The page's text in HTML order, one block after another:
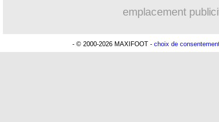
emplacement
- © 2000-2026 MAXIFOOT - choix de